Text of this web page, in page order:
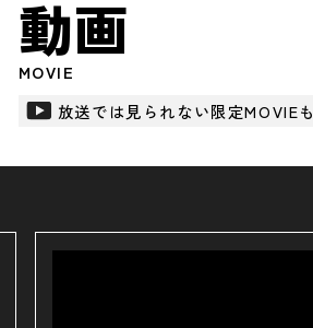
動画
MOVIE
放送では見られない限定MOVIEも